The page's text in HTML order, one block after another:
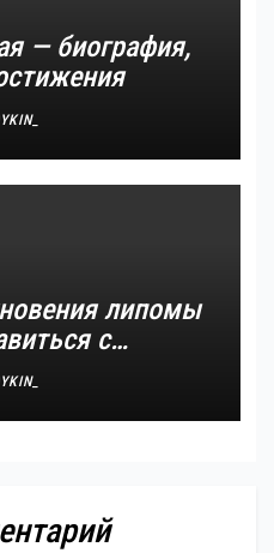
— биография,
липомы
с